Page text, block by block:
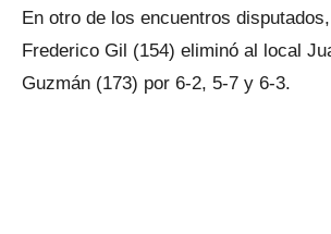
En otro de los encuentros
Frederico Gil (154) eliminó al local
Guzmán (173) por 6-2, 5-7 y 6-3.